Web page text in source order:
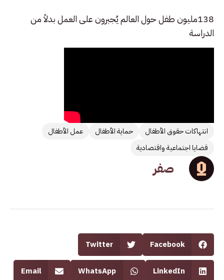
138مليون طفل حول العالم يُجبرون على العمل بدلاً من
الدراسة
انتهاكات حقوق الأطفال حماية الأطفال
عمل الأطفال
قضايا اجتماعية واقتصادية
صفر
Facebook
Twitter
LinkedIn
WhatsApp
Email